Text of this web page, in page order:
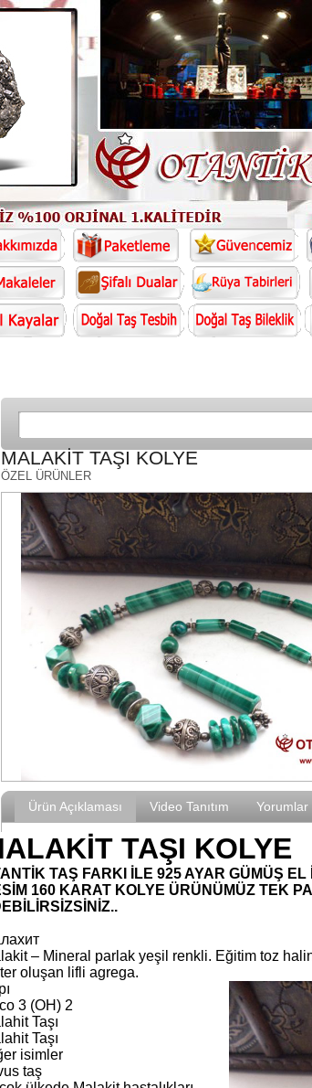
MALAKİT TAŞI KOLYE
ÖZEL ÜRÜNLER
Ürün Açıklaması Video Tanıtım Yorumlar
TAŞI KOLYE
TAŞ FARKI İLE 925 AYAR GÜMÜŞ
160 KARAT KOLYE ÜRÜNÜMÜZ TEK
– Mineral parlak yeşil renkli. Eğitim toz
oluşan lifli agrega.
3 (OH) 2
Taşı
Taşı
isimler
taş